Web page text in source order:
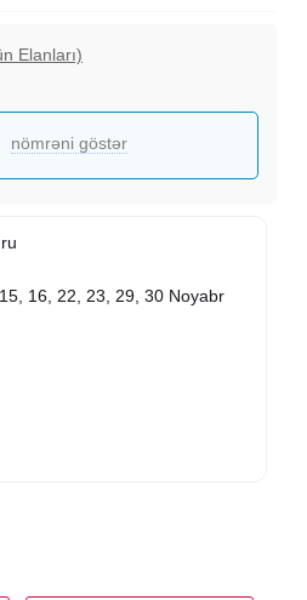
Elanları)
nömrəni göstər
16, 22, 23, 29, 30 Noyabr
daxildir)